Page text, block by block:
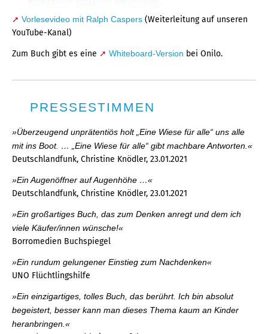
Vorlesevideo mit Ralph Caspers (Weiterleitung auf unseren
YouTube-Kanal)
Zum Buch gibt es eine Whiteboard-Version bei Onilo.
PRESSESTIMMEN
»Überzeugend unprätentiös holt „Eine Wiese für alle“ uns alle
mit ins Boot. … „Eine Wiese für alle“ gibt machbare Antworten.«
Deutschlandfunk, Christine Knödler, 23.01.2021
»Ein Augenöffner auf Augenhöhe …«
Deutschlandfunk, Christine Knödler, 23.01.2021
»Ein großartiges Buch, das zum Denken anregt und dem ich
viele Käufer/innen wünsche!«
Borromedien Buchspiegel
»Ein rundum gelungener Einstieg zum Nachdenken«
UNO Flüchtlingshilfe
»Ein einzigartiges, tolles Buch, das berührt. Ich bin absolut
begeistert, besser kann man dieses Thema kaum an Kinder
heranbringen.«